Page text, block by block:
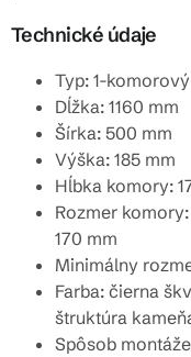
Technické údaje
Typ: 1-
Dĺžka: 1160 mm
Šírka: 500 mm
Výška: 185 mm
Hĺbka komory:
Rozmer
170 mm
Minimálny
Farba: čierna
štruktúra
Spôsob